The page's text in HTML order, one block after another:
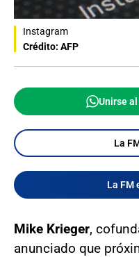
Instagram
Crédito: AFP
Unirse
La
La FM
Mike Krieger,
anunciado que